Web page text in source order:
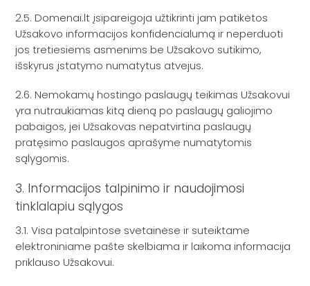
2.5. Domenai.lt įsipareigoja užtikrinti jam patikėtos
Užsakovo informacijos konfidencialumą ir neperduoti
jos tretiesiems asmenims be Užsakovo sutikimo,
išskyrus įstatymo numatytus atvejus.
2.6. Nemokamų hostingo paslaugų teikimas Užsakovui
yra nutraukiamas kitą dieną po paslaugų galiojimo
pabaigos, jei Užsakovas nepatvirtina paslaugų
pratęsimo paslaugos aprašyme numatytomis
sąlygomis.
3. Informacijos talpinimo ir naudojimosi
tinklalapiu sąlygos
3.1. Visa patalpintose svetainėse ir suteiktame
elektroniniame pašte skelbiama ir laikoma informacija
priklauso Užsakovui.